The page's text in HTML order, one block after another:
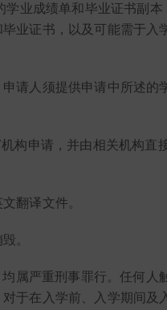
业成绩单和毕业证书副
业证书，以及可能需于入
请人须提供申请中所述的
构申请，并由相关机构直
翻译文件。
。
属严重刑事罪行。任何人
于在入学前、入学期间及